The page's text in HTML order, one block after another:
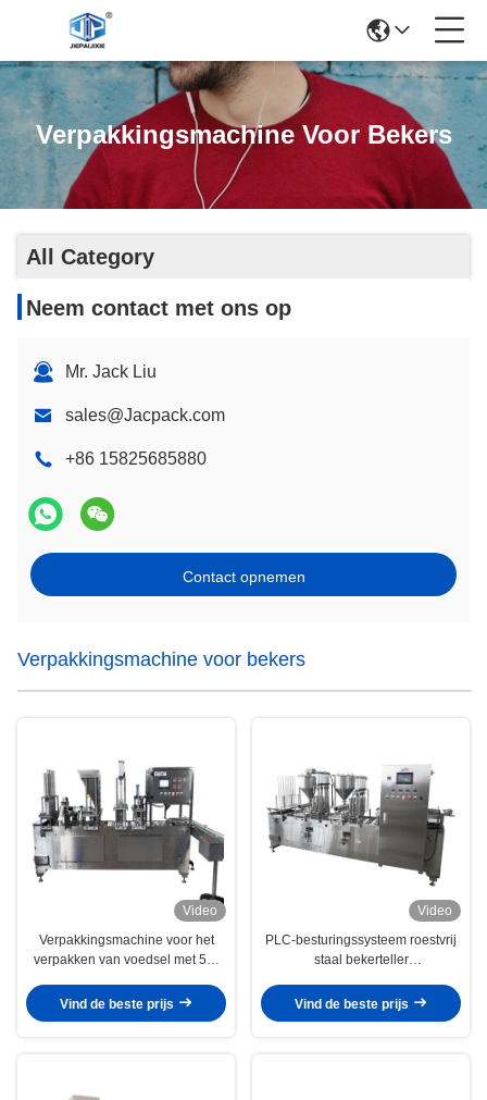
Verpakkingsmachine Voor Bekers
All Category
Neem contact met ons op
Mr. Jack Liu
sales@Jacpack.com
+86 15825685880
Contact opnemen
Verpakkingsmachine voor bekers
Video
Verpakkingsmachine voor het
verpakken van voedsel met 50-
Vind de beste prijs
Video
PLC-besturingssysteem roestvrij
staal bekerteller
Vind de beste prijs